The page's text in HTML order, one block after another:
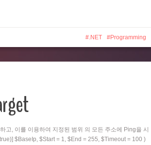
.NET Programming
, 이를 이용하여 지정된 범위 의 모든 주소에 Ping을 시
$BaseIp, $Start = 1, $End = 255, $Timeout = 100 )